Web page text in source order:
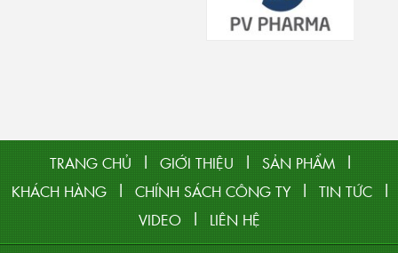
TRANG CHỦ | GIỚI THIỆU | SẢN PHẨM |
KHÁCH HÀNG | CHÍNH SÁCH CÔNG TY | TIN TỨC |
VIDEO | LIÊN HỆ